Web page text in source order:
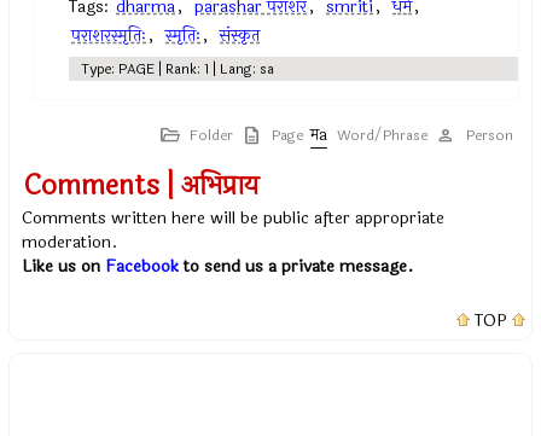
Tags: dharma, parashar पराशर, smriti, धर्म,
पराशरस्मृतिः, स्मृतिः, संस्कृत
Type: PAGE | Rank: 1 | Lang: sa
Folder Page Word/Phrase Person
Comments | अभिप्राय
Comments written here will be public after appropriate
moderation.
Like us on Facebookto send us a private message.
TOP